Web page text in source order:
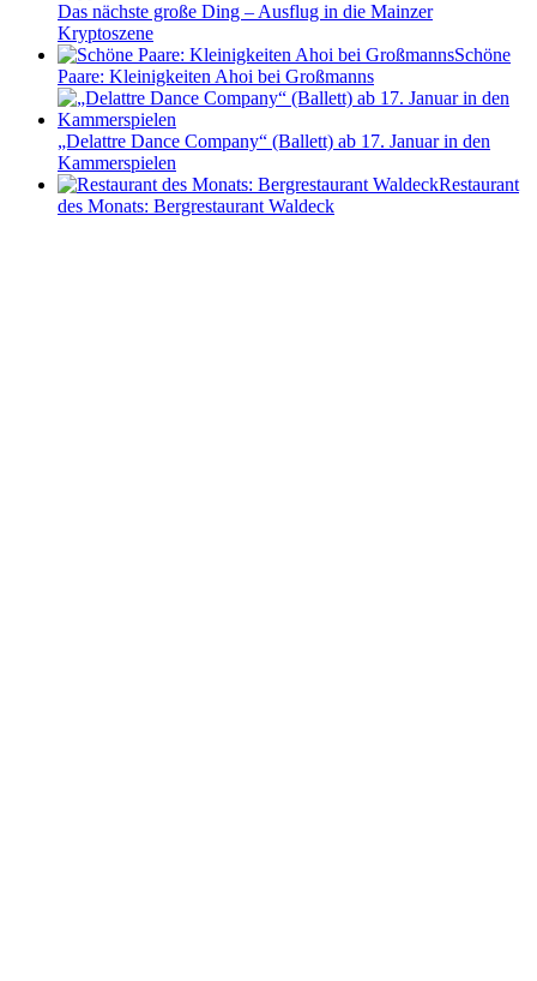
Das nächste große Ding – Ausflug in die Mainzer
Kryptoszene
Schöne
Paare: Kleinigkeiten Ahoi bei Großmanns
„Delattre Dance Company“ (Ballett) ab 17. Januar in den
Kammerspielen
Restaurant
des Monats: Bergrestaurant Waldeck